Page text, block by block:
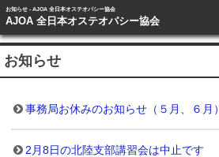
お知らせ - AJOA 全日本オステオパシー協会
AJOA 全日本オステオパシー協会
お知らせ
事務局お休みのお知らせ（５月、６月）
2月8日の北陸支部講習会は中止です